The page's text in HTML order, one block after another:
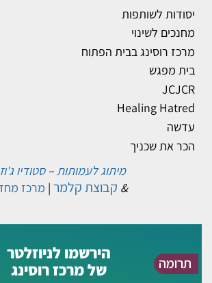
תרומה
יסודות לשותפות
מחנכים לשינוי
מרכז רוסינג בבית הפתוח
בית מפגש
JCJCR
Healing Hatred
עדשה
הכר את שכניך
מיתוג לעמותות–סטודיו ג'וזף
קבוצת קלמר|מרכז מחדש
הירשמו לניוזלטר
של מרכז רוסינג